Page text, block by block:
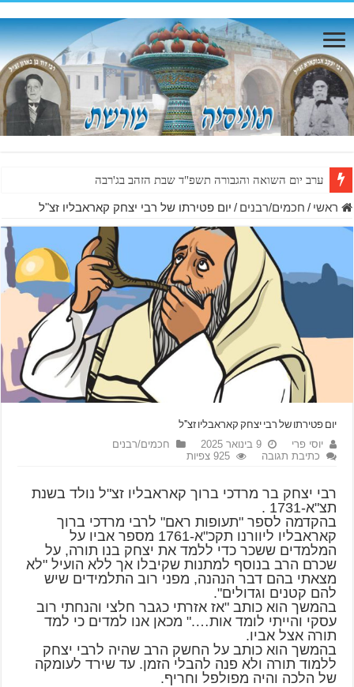
ערב יום השואה והגבורה תשפ"ד שבת הזהב בג'רבה
ראשי / חכמים/רבנים / יום פטירתו של רבי יצחק קאראבליו זצ"ל
יום פטירתו של רבי יצחק קאראבליו זצ"ל
יוסי פרי 9 בינואר 2025
חכמים/רבנים
כתיבת תגובה
925 צפיות
רבי יצחק בר מרדכי ברוך קאראבליו זצ"ל נולד בשנת
תצ"א-1731 .
בהקדמה לספר "תעופות ראם" לרבי מרדכי ברוך
קאראבליו ליוורנו תקכ"א-1761 מספר אביו על
המלמדים ששכר כדי ללמד את יצחק בנו תורה, על
שכרם הרב בנוסף למתנות שקיבלו אך ללא הועיל "לא
מצאתי בהם דבר הנהנה, מפני רוב התלמידים שיש
להם קטנים וגדולים".
בהמשך הוא כותב "אז אזרתי כגבר חלצי והנחתי רוב
עסקי והייתי לומד אות…." מכאן אנו למדים כי למד
תורה אצל אביו.
בהמשך הוא כותב על החשק הרב שהיה לרבי יצחק
ללמוד תורה ולא פנה להבלי הזמן. עד שירד לעומקה
של הלכה והיה מפולפל וחריף.